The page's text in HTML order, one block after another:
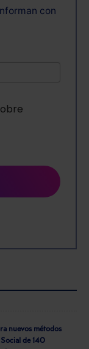
con
nuevos métodos
de 140